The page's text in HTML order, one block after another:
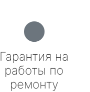
Гарантия на
работы по
ремонту